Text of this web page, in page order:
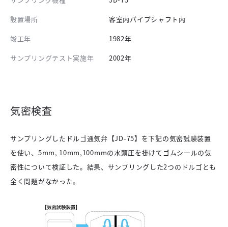
設置場所
客室内パイプシャフト内
竣工年
1982年
サンプリングテスト実施年
2002年
気密検査
サンプリングしたドルゴ通気弁【JD-75】を下記の気密試験装置
を使い、5mm, 10mm,100mmの水頭圧を掛けてゴムシールの気
密性について検証した。結果、サンプリングした2つのドルゴとも
全く問題がなかった。